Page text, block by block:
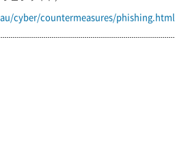
cyber/countermeasures/phishing.html